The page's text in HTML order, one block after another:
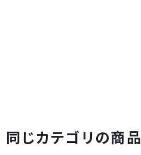
同じカテゴリの商品